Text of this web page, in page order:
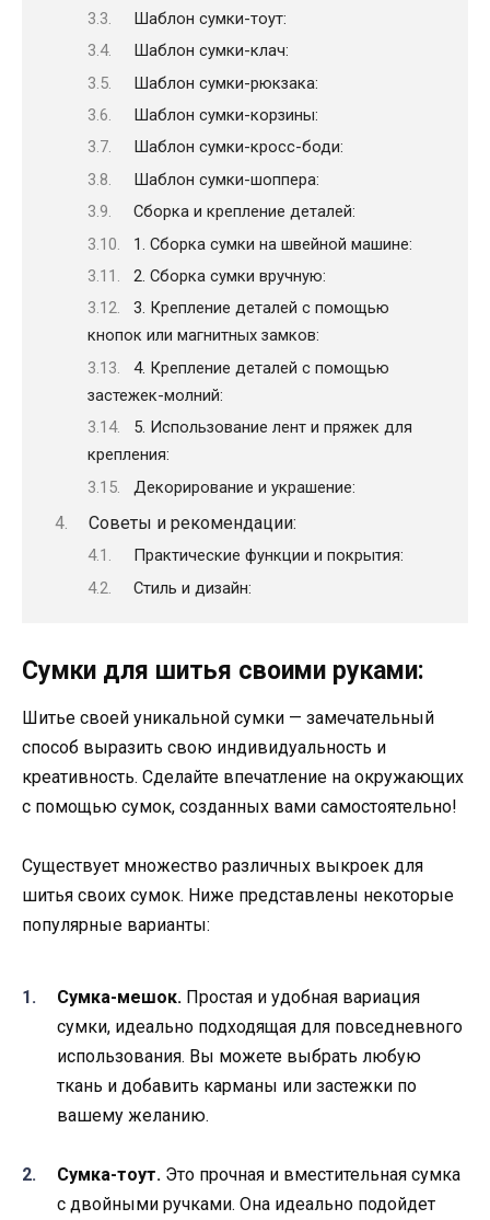
Шаблон сумки-тоут:
Шаблон сумки-клач:
Шаблон сумки-рюкзака:
Шаблон сумки-корзины:
Шаблон сумки-кросс-боди:
Шаблон сумки-шоппера:
Сборка и крепление деталей:
1. Сборка сумки на швейной машине:
2. Сборка сумки вручную:
3. Крепление деталей с помощью
кнопок или магнитных замков:
4. Крепление деталей с помощью
застежек-молний:
5. Использование лент и пряжек для
крепления:
Декорирование и украшение:
Советы и рекомендации:
Практические функции и покрытия:
Стиль и дизайн:
Сумки для шитья своими руками:
Шитье своей уникальной сумки — замечательный
способ выразить свою индивидуальность и
креативность. Сделайте впечатление на окружающих
с помощью сумок, созданных вами самостоятельно!
Существует множество различных выкроек для
шитья своих сумок. Ниже представлены некоторые
популярные варианты:
Сумка-мешок. Простая и удобная вариация
сумки, идеально подходящая для повседневного
использования. Вы можете выбрать любую
ткань и добавить карманы или застежки по
вашему желанию.
Сумка-тоут. Это прочная и вместительная сумка
с двойными ручками. Она идеально подойдет